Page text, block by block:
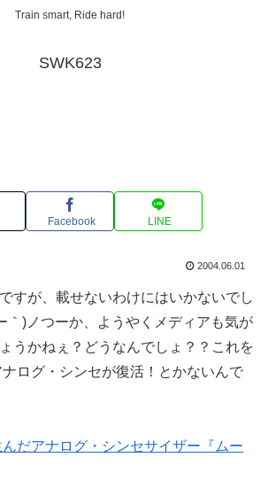
Train smart, Ride hard!
SWK623
Facebook LINE
2004.06.01
すが、載せないわけにはいかないでし
｀)ノつーか、ようやくメディアも気が
うかねぇ？どうなんでしょ？？これを
ログ・シンセが復活！とかないんで
だアナログ・シンセサイザー『ムー